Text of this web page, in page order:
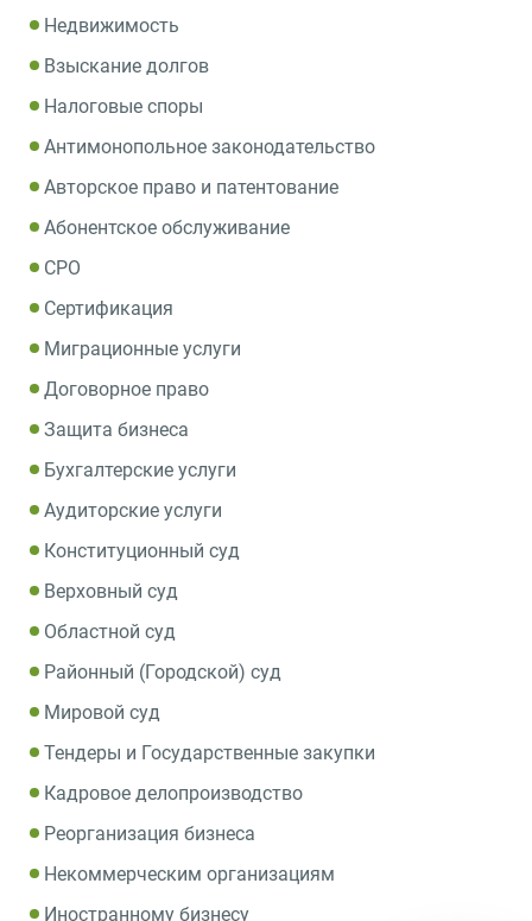
Недвижимость
Взыскание долгов
Налоговые споры
Антимонопольное законодательство
Авторское право и патентование
Абонентское обслуживание
СРО
Сертификация
Миграционные услуги
Договорное право
Защита бизнеса
Бухгалтерские услуги
Аудиторские услуги
Конституционный суд
Верховный суд
Областной суд
Районный (Городской) суд
Мировой суд
Тендеры и Государственные закупки
Кадровое делопроизводство
Реорганизация бизнеса
Некоммерческим организациям
Иностранному бизнесу